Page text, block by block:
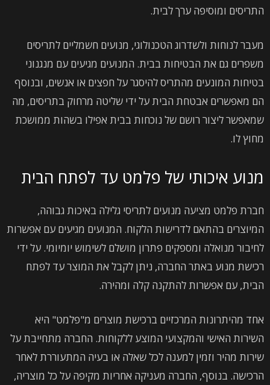
התריסים ומוסיפה ערך לבית.
מעבר לנוחות ולשדרוג הטכנולוגי, מנועים חשמליים לתריסים
משפרים גם את הבטיחות בבית. המנועים מגיעים עם מנגנוני
בטיחות המונעים מהתריס להיסגר על חפצים או אנשים, ובנוסף
הם מאפשרים אבטחת הבית על ידי שליטה מרחוק בתריסים, מה
שמאפשר ליצור רושם של נוכחות בבית אפילו בשהות ממושכת
מחוץ לו.
מנוע איכותי של פלמט עד לפתח הבית
חברת פלמט מציעה מנועים לתריסי גלילה באיכות גבוהה,
המיוצרים בהתאם לדרישות הלקוח. המנועים מגיעים עם אפשרות
לחיבור מנואלה ומספקים פתרון מושלם לשימוש יומיומי. על ידי
רכישת מנוע באתר החברה, ניתן לקבל את המוצר עד לפתח
הבית, עם אפשרות להתקנה קלה ומהירה.
אחד מהיתרונות המרכזיים ברכישת מוצרים מ"פלמט" היא
השירות האישי והמקצועי המוצע ללקוחות. החברה מתחייבת על
שירות מהיר וזמין למענה לכל שאלה או בעיה המתעוררת לאחר
הרכישה. בנוסף, החברה מעניקה אחריות מקיפה על כל מוצריה,